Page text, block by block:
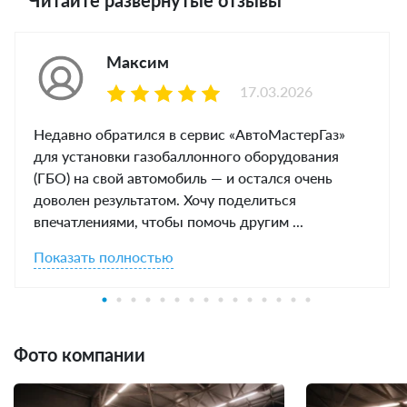
Максим
Недавно обратился в сервис «АвтоМастерГаз»
для установки газобаллонного оборудования
(ГБО) на свой автомобиль — и остался очень
доволен результатом. Хочу поделиться
впечатлениями, чтобы помочь другим ...
Показать полностью
17.03.2026
Фото компании